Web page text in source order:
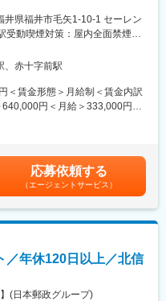
支援するさまざまな制度が整っ
やキャリア・トランスファー
アビジョンを実現することが
供しています。社員一人ひと
最大限発揮できる環境が整っ
・管理ならびに募集人の育成を
める等、迅速な対応および業務
からもっとも選ばれる生命保
けています。
実施（代理店の経営・販売の体
施（保険商品・販売法・営業事
ミーティング、スタッフ研修フ
処理、翌日の訪問準備
井県福井市毛矢1-10-1 セーレン
受動喫煙対策：屋内全面禁煙変
、赤十字前駅
＜賃金形態＞月給制＜賃金内訳
円＜月給＞333,000円～
門、チーム、個人の業績により
であり、選考を通じて上下す
固定手当を含めた表記です。
応募依頼する
（エージェントサービス）
／年休120日以上／北信
(日本郵政グループ)